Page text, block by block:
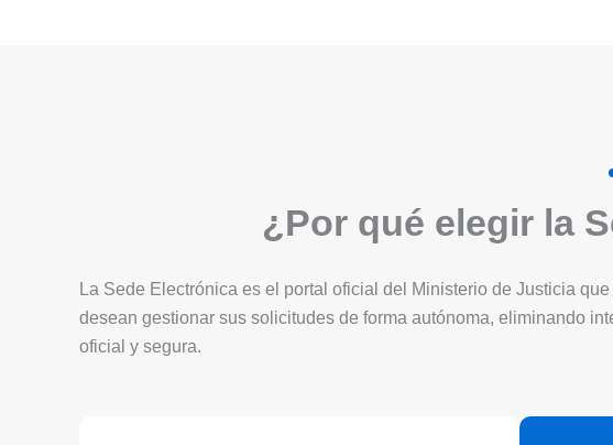
¿Por qué elegir la
La Sede Electrónica es el portal oficial del Ministerio de Justicia
desean gestionar sus solicitudes de forma autónoma, eliminando
oficial y segura.